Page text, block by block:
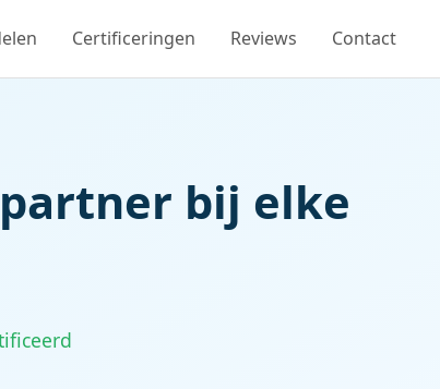
Certificeringen Reviews Contact
bij elke